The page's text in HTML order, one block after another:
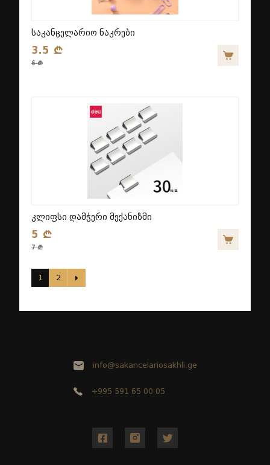
საკანცელარიო ნაკრები
3.5 ₾
6 ₾
კლიფსი დამჭერი მექანიზმი
5 ₾
7 ₾
1 2
info@sakancelariosakhli.ge
+995 591 65 00 05